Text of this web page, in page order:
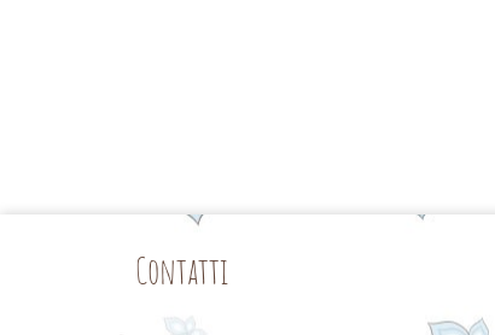
Contatti